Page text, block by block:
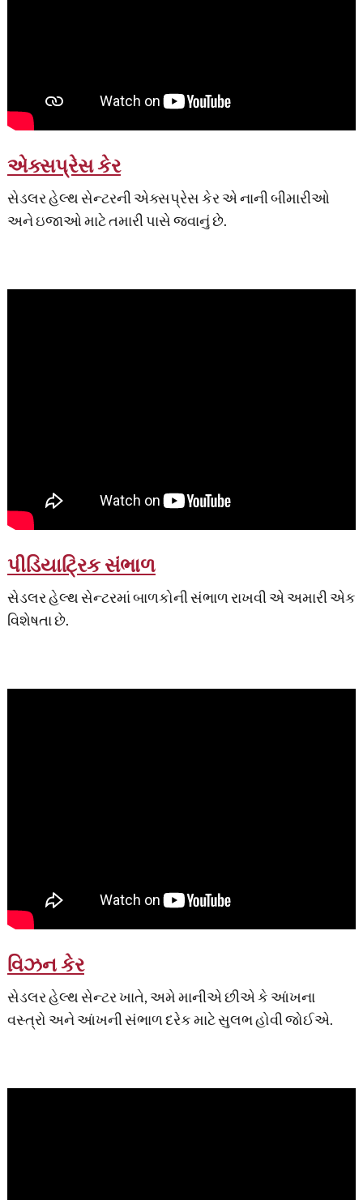
એક્સપ્રેસ કેર
સેડલર હેલ્થ સેન્ટરની એક્સપ્રેસ કેર એ નાની બીમારીઓ
અને ઇજાઓ માટે તમારી પાસે જવાનું છે.
પીડિયાટ્રિક સંભાળ
સેડલર હેલ્થ સેન્ટરમાં બાળકોની સંભાળ રાખવી એ અમારી એક
વિશેષતા છે.
વિઝન કેર
સેડલર હેલ્થ સેન્ટર ખાતે, અમે માનીએ છીએ કે આંખના
વસ્ત્રો અને આંખની સંભાળ દરેક માટે સુલભ હોવી જોઈએ.